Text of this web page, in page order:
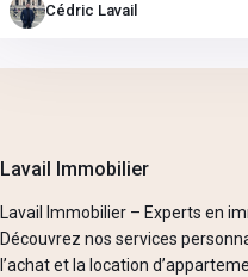
Cédric Lavail
Lavail Immobilier
Lavail Immobilier – Experts en
Découvrez nos services
l’achat et la location